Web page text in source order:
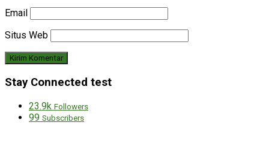
Email
Situs Web
Stay Connected test
23.9k Followers
99 Subscribers